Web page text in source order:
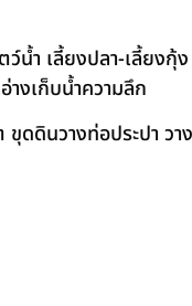
น้ำ เลี้ยงปลา-เลี้ยงกุ้
งเก็บน้ำความลึก
ดดินวางท่อประปา วา